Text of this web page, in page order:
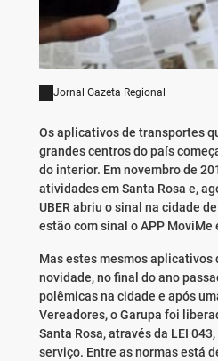
Jornal Gazeta Regional
Os aplicativos de transportes
grandes centros do país
do interior. Em novembro de
atividades em Santa Rosa e,
UBER abriu o sinal na cidade
estão com sinal o APP MoviMe
Mas estes mesmos aplicativos
novidade, no final do ano
polêmicas na cidade e após
Vereadores, o Garupa foi
Santa Rosa, através da LEI
serviço. Entre as normas está